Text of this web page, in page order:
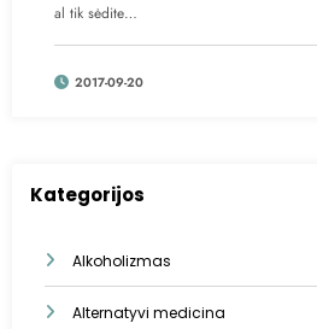
al tik sėdite…
2017-09-20
Kategorijos
Alkoholizmas
Alternatyvi medicina